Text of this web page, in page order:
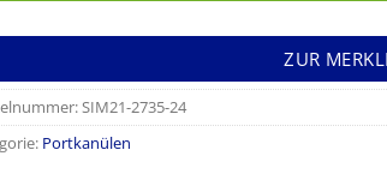
ZUR
SIM21-2735-24
Portkanülen